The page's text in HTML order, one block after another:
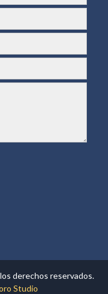
derechos reservados.
Studio